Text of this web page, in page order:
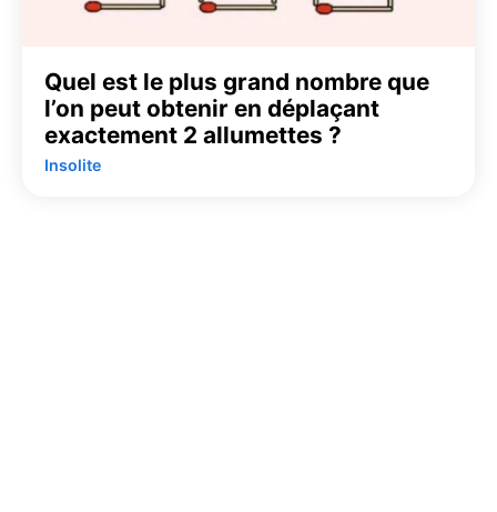
Quel est le plus grand nombre que
l’on peut obtenir en déplaçant
exactement 2 allumettes ?
Insolite